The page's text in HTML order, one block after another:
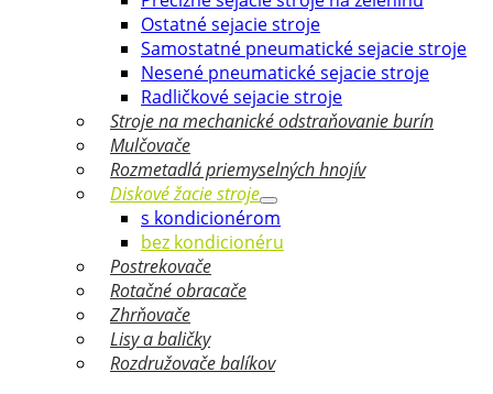
Ostatné sejacie stroje
Samostatné pneumatické sejacie stroje
Nesené pneumatické sejacie stroje
Radličkové sejacie stroje
Stroje na mechanické odstraňovanie burín
Mulčovače
Rozmetadlá priemyselných hnojív
Diskové žacie stroje
s kondicionérom
bez kondicionéru
Postrekovače
Rotačné obracače
Zhrňovače
Lisy a baličky
Rozdružovače balíkov